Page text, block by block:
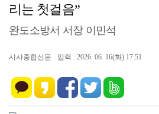
리는 첫걸음”
완도소방서 서장 이민석
시사종합신문 입력 : 2026. 06. 16(화) 17:51